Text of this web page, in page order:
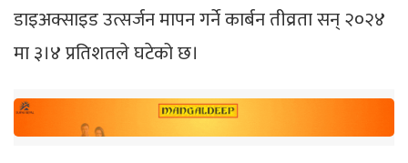
डाइअक्साइड उत्सर्जन मापन गर्ने कार्बन तीव्रता सन् २०२४
मा ३।४ प्रतिशतले घटेको छ।